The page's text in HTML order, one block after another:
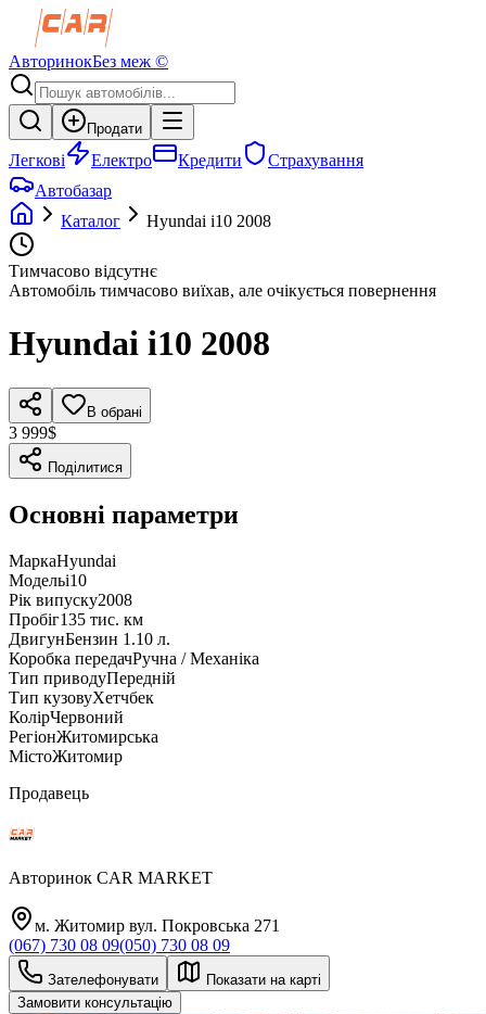
АвторинокБез меж ©
Продати
Легкові Електро Кредити
Страхування
Автобазар
Каталог
Hyundai i10 2008
Тимчасово відсутнє
Автомобіль тимчасово виїхав, але очікується повернення
Hyundai i10 2008
В обрані
3 999$
Поділитися
Основні параметри
МаркаHyundai
Модельi10
Рік випуску2008
Пробіг135 тис. км
ДвигунБензин 1.10 л.
Коробка передачРучна / Механіка
Тип приводуПередній
Тип кузовуХетчбек
КолірЧервоний
РегіонЖитомирська
МістоЖитомир
Продавець
Авторинок CAR MARKET
м. Житомир вул. Покровська 271
(067) 730 08 09(050) 730 08 09
Зателефонувати
Показати на карті
Замовити консультацію